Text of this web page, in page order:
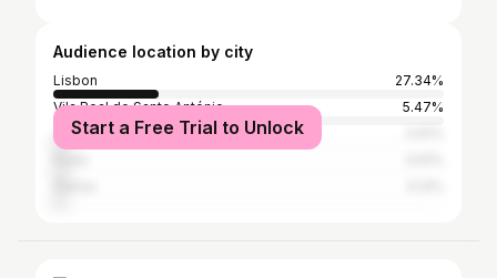
Audience location by city
Lisbon
27.34%
Vila Real de Santo António
5.47%
Jakarta
Start a Free Trial to Unlock